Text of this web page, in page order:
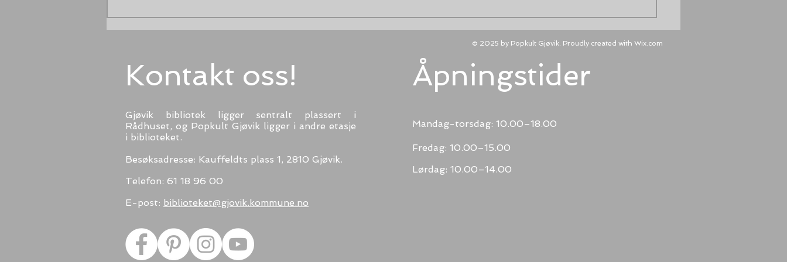
© 2025 by Popkult Gjøvik. Proudly created with Wix.com
Kontakt oss!
Gjøvik bibliotek ligger sentralt plassert i
Rådhuset, og Popkult Gjøvik ligger i andre etasje
i biblioteket.
Besøksadresse: Kauffeldts plass 1, 2810 Gjøvik.
Telefon: 61 18 96 00
E-post: biblioteket@gjovik.kommune.no
Åpningstider
Mandag-torsdag: 10.00–18.00
Fredag: 10.00–15.00
Lørdag: 10.00–14.00